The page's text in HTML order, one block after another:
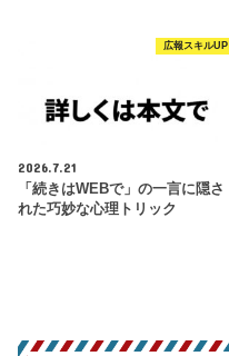
広報スキルUP
2026.7.21
「続きはWEBで」の一言に隠さ
れた巧妙な心理トリック